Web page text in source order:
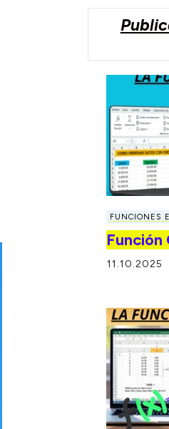
FUNCIONES
Función
11.10.2025